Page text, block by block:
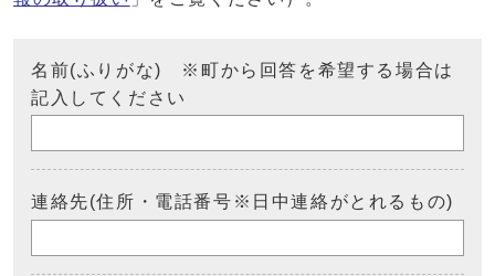
名前(ふりがな) ※町から回答を希望する場合は
記入してください
連絡先(住所・電話番号※日中連絡がとれるもの)